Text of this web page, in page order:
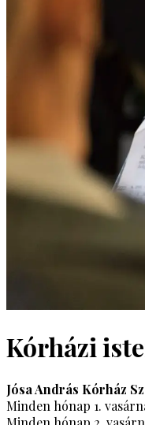
Kórházi
Jósa András Kórház
Minden hónap 1.